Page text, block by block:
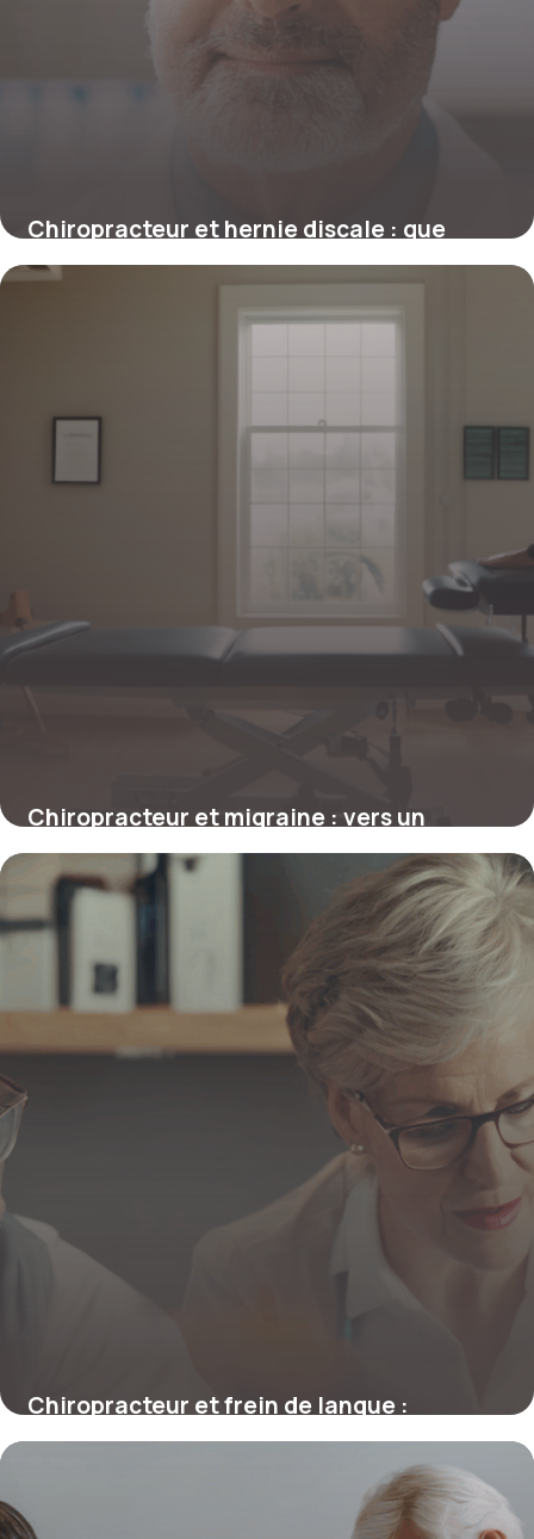
Chiropracteur et hernie discale : que
disent les avis et la science ?
Chiropracteur et migraine : vers un
soulagement durable sans médicaments
4 juillet 2025
Chiropracteur et frein de langue :
comprendre l’intérêt d’une prise en
4 juillet 2025